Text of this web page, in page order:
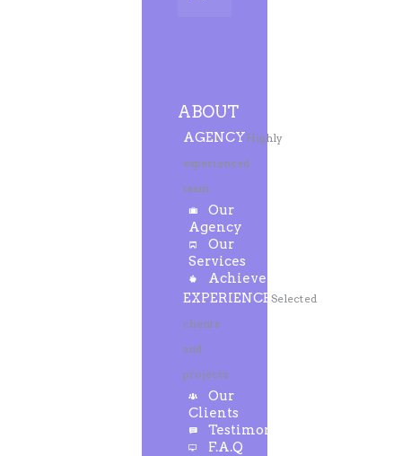
ABOUT
AGENCYHighly
experienced
team
Our
Agency
Our
Services
Achievements
EXPERIENCE Selected
clients
and
projects
Our
Clients
Testimonials
F.A.Q